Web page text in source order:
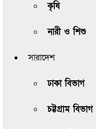
কৃষি
নারী ও শিশু
সারাদেশ
ঢাকা বিভাগ
চট্টগ্রাম বিভাগ